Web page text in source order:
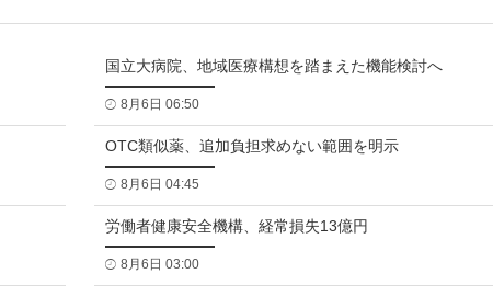
国立大病院、地域医療構想を踏まえた機能検討へ
8月6日 06:50
OTC類似薬、追加負担求めない範囲を明示
8月6日 04:45
労働者健康安全機構、経常損失13億円
8月6日 03:00